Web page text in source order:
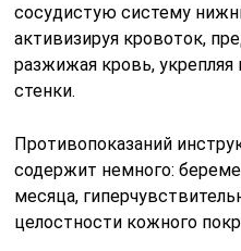
сосудистую систему
активизируя кровоток,
разжижая кровь,
стенки.
Противопоказаний
содержит немного:
месяца,
целостности кожного